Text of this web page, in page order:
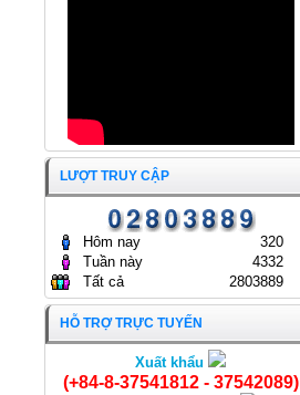
Khổ qua nhồi chả cá
LƯỢT TRUY CẬP
Hôm nay
320
Tuần này
4332
Tất cả
2803889
HỖ TRỢ TRỰC TUYẾN
Xuất khẩu
(+84-8-37541812 - 37542089)